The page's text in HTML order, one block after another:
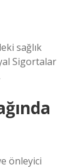
sağlık
Sigortalar
önleyici